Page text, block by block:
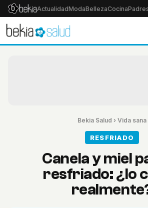
ActualidadModaBellezaCocina
Bekia Salud › Vida sana
RESFRIADO
Canela y miel
resfriado: ¿lo